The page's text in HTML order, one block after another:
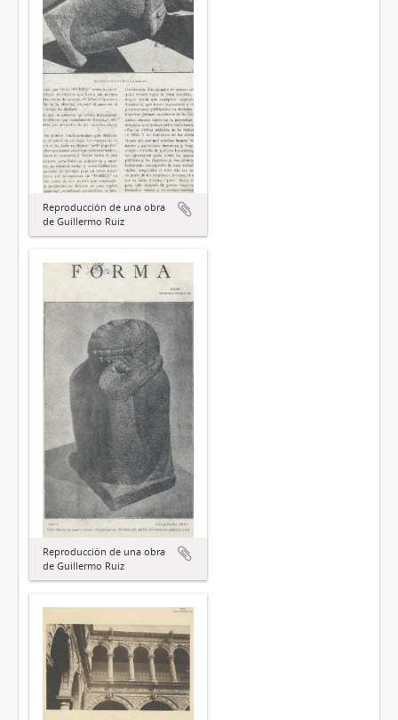
Reproducción de una obra
de Guillermo Ruiz
Reproducción de una obra
de Guillermo Ruiz